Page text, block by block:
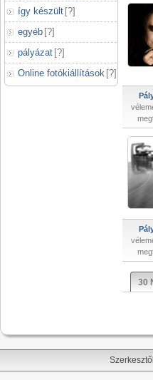
így készült [?]
egyéb [?]
pályázat [?]
Online fotókiállítások [?]
30